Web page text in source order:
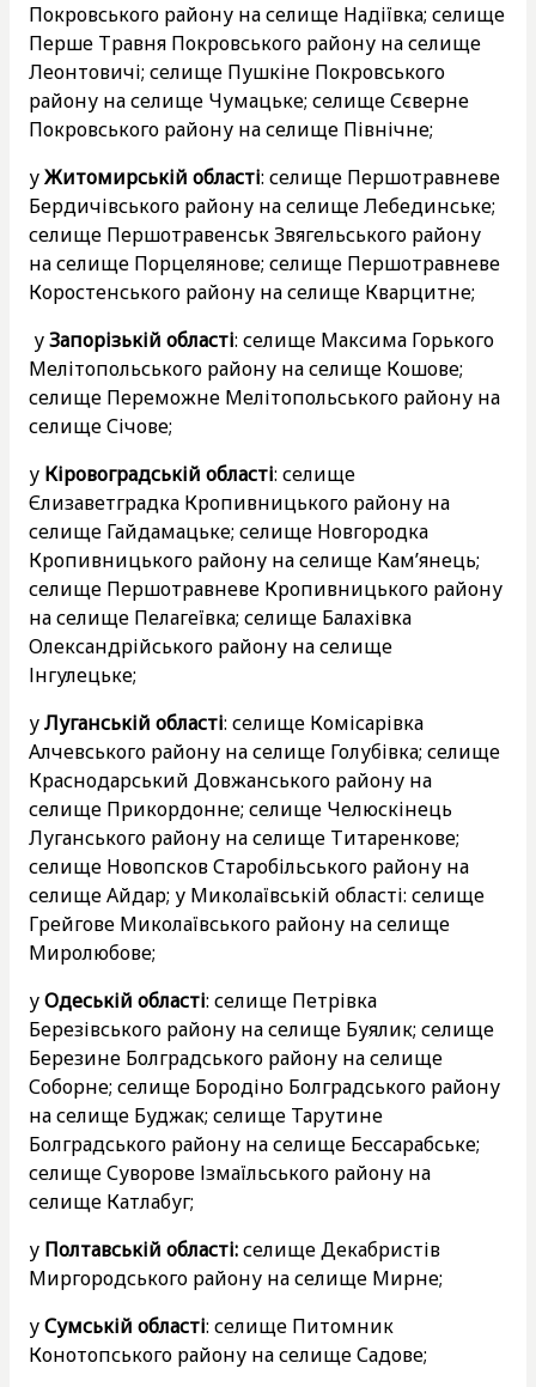
Покровського району на селище Надіївка; селище
Перше Травня Покровського району на селище
Леонтовичі; селище Пушкіне Покровського
району на селище Чумацьке; селище Сєверне
Покровського району на селище Північне;
уЖитомирській області: селище Першотравневе
Бердичівського району на селище Лебединське;
селище Першотравенськ Звягельського району
на селище Порцелянове; селище Першотравневе
Коростенського району на селище Кварцитне;
уЗапорізькій області: селище Максима Горького
Мелітопольського району на селище Кошове;
селище Переможне Мелітопольського району на
селище Січове;
у Кіровоградській області: селище
Єлизаветградка Кропивницького району на
селище Гайдамацьке; селище Новгородка
Кропивницького району на селище Кам’янець;
селище Першотравневе Кропивницького району
на селище Пелагеївка; селище Балахівка
Олександрійського району на селище
Інгулецьке;
уЛуганській області: селище Комісарівка
Алчевського району на селище Голубівка; селище
Краснодарський Довжанського району на
селище Прикордонне; селище Челюскінець
Луганського району на селище Титаренкове;
селище Новопсков Старобільського району на
селище Айдар; у Миколаївській області: селище
Грейгове Миколаївського району на селище
Миролюбове;
уОдеській області: селище Петрівка
Березівського району на селище Буялик; селище
Березине Болградського району на селище
Соборне; селище Бородіно Болградського району
на селище Буджак; селище Тарутине
Болградського району на селище Бессарабське;
селище Суворове Ізмаїльського району на
селище Катлабуг;
у Полтавській області:селище Декабристів
Миргородського району на селище Мирне;
уСумській області: селище Питомник
Конотопського району на селище Садове;